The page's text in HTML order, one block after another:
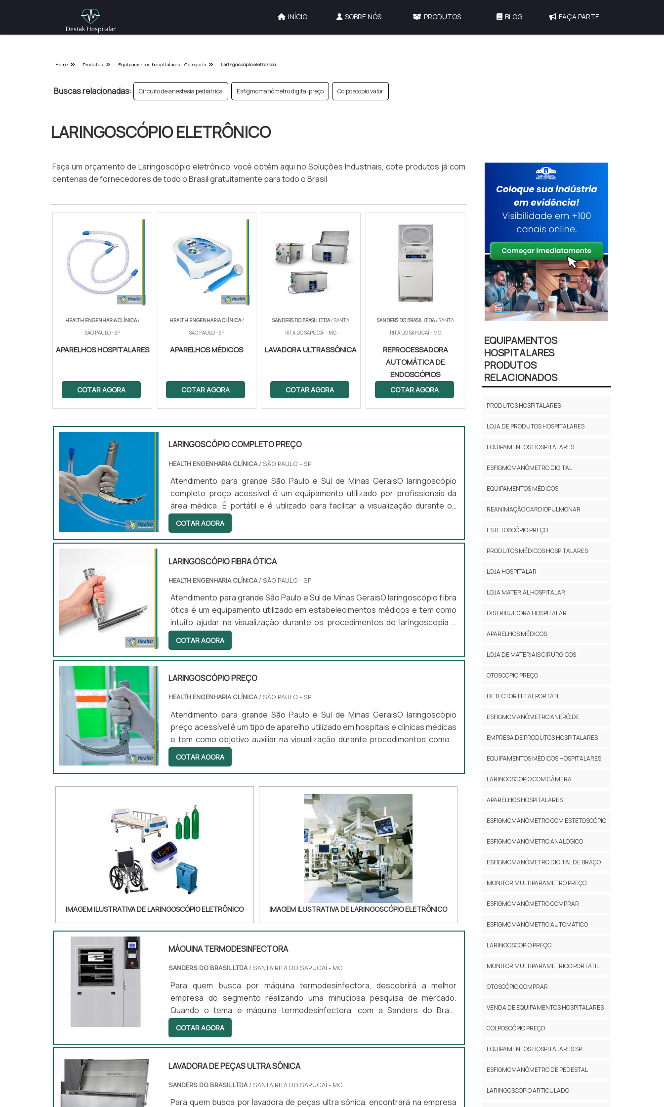
INÍCIO SOBRE NÓS PRODUTOS BLOG FAÇA PARTE
Home Produtos Equipamentos hospitalares - Categoria Laringoscópio eletrônico
Buscas relacionadas: Circuito de anestesia pediátrica Esfigmomanômetro digital preço Colposcópio valor
LARINGOSCÓPIO ELETRÔNICO
Faça um orçamento de Laringoscópio eletrônico, você obtém aqui no Soluções Industriais, cote produtos já com
centenas de fornecedores de todo o Brasil gratuitamente para todo o Brasil
HEALTH ENGENHARIA CLÍNICA/
SÃO PAULO - SP
APARELHOS HOSPITALARES
COTAR AGORA
HEALTH ENGENHARIA CLÍNICA/
SÃO PAULO - SP
APARELHOS MÉDICOS
COTAR AGORA
SANDERS DO BRASIL LTDA/ SANTA
RITA DO SAPUCAÍ - MG
LAVADORA ULTRASSÔNICA
COTAR AGORA
SANDERS DO BRASIL LTDA/ SANTA
RITA DO SAPUCAÍ - MG
REPROCESSADORA
AUTOMÁTICA DE
ENDOSCÓPIOS
COTAR AGORA
LARINGOSCÓPIO COMPLETO PREÇO
HEALTH ENGENHARIA CLÍNICA / SÃO PAULO - SP
Atendimento para grande São Paulo e Sul de Minas GeraisO laringoscópio
completo preço acessível é um equipamento utilizado por profissionais da
área médica. É portátil e é utilizado para facilitar a visualização durante os
procedimentos de laringoscopia e intubação endotraqueal. O laringoscópio
completo utiliza lâminas retas e curvas e iluminação para facilitar os
procedimentos.Funcionalidade correta do materialAs lâminas possuem difere...
COTAR AGORA
LARINGOSCÓPIO FIBRA ÓTICA
HEALTH ENGENHARIA CLÍNICA/ SÃO PAULO - SP
Atendimento para grande São Paulo e Sul de Minas GeraisO laringoscópio fibra
ótica é um equipamento utilizado em estabelecimentos médicos e tem como
intuito ajudar na visualização durante os procedimentos de laringoscopia e
intubação endotraqueal. E faz isso utilizando iluminação e lâminas (retas e
curvas) com diferentes tamanhos que podem se ajustar ao formato do corpo
de cada um dos pacientes que necessitarem desses procedimentos.Prin...
COTAR AGORA
LARINGOSCÓPIO PREÇO
HEALTH ENGENHARIA CLÍNICA/ SÃO PAULO - SP
Atendimento para grande São Paulo e Sul de Minas GeraisO laringoscópio
preço acessível é um tipo de aparelho utilizado em hospitais e clínicas médicas
e tem como objetivo auxiliar na visualização durante procedimentos como a
intubação endotraqueal e a laringoscopia.Para desenvolver o auxílio nesses
exames o laringoscópio utiliza iluminação de LED e lâminas retas e curvas de
diferentes tamanhos que pode se adaptar ao formato anatômico de...
COTAR AGORA
IMAGEM ILUSTRATIVA DE LARINGOSCÓPIO ELETRÔNICO IMAGEM ILUSTRATIVA DE LARINGOSCÓPIO ELETRÔNICO
MÁQUINA TERMODESINFECTORA
SANDERS DO BRASIL LTDA/ SANTA RITA DO SAPUCAÍ - MG
Para quem busca por máquina termodesinfectora, descobrirá a melhor
empresa do segmento realizando uma minuciosa pesquisa de mercado.
Quando o tema é máquina termodesinfectora, com a Sanders do Brasil
alcançará ótima qualidade com consultoria diferenciada para cada cliente. MAIS
INFORMAÇÕES SOBRE A MÁQUINA TERMODESINFECTORA Há muitas maneiras
eficientes de demonstrar competência e excelência em uma área de atuação.
A Sanders do Brasil foca sua estratégia em proporcionar aos clientes uma
estrutura com: Equipamentos de última geração; Escritório de alta qualidade
onde são realizadas as atividades; Amplo catálogo de produtos certificados.
Tudo isso para garantir que se tenha máquina termodesinfectora com
COTAR AGORA
LAVADORA DE PEÇAS ULTRA SÔNICA
SANDERS DO BRASIL LTDA/ SANTA RITA DO SAPUCAÍ - MG
Para quem busca por lavadora de peças ultra sônica, encontrará na empresa
EQUIPAMENTOS
HOSPITALARES
PRODUTOS
RELACIONADOS
PRODUTOS HOSPITALARES
LOJA DE PRODUTOS HOSPITALARES
EQUIPAMENTOS HOSPITALARES
ESFIGMOMANÔMETRO DIGITAL
EQUIPAMENTOS MÉDICOS
REANIMAÇÃO CARDIOPULMONAR
ESTETOSCÓPIO PREÇO
PRODUTOS MÉDICOS HOSPITALARES
LOJA HOSPITALAR
LOJA MATERIAL HOSPITALAR
DISTRIBUIDORA HOSPITALAR
APARELHOS MÉDICOS
LOJA DE MATERIAIS CIRÚRGICOS
OTOSCOPIO PREÇO
DETECTOR FETAL PORTÁTIL
ESFIGMOMANÔMETRO ANERÓIDE
EMPRESA DE PRODUTOS HOSPITALARES
EQUIPAMENTOS MÉDICOS HOSPITALARES
LARINGOSCÓPIO COM CÂMERA
APARELHOS HOSPITALARES
ESFIGMOMANÔMETRO COM ESTETOSCÓPIO
ESFIGMOMANÔMETRO ANALÓGICO
ESFIGMOMANÔMETRO DIGITAL DE BRAÇO
MONITOR MULTIPARAMETRO PREÇO
ESFIGMOMANÔMETRO COMPRAR
ESFIGMOMANÔMETRO AUTOMÁTICO
LARINGOSCÓPIO PREÇO
MONITOR MULTIPARAMÉTRICO PORTÁTIL
OTOSCÓPIO COMPRAR
VENDA DE EQUIPAMENTOS HOSPITALARES
COLPOSCÓPIO PREÇO
EQUIPAMENTOS HOSPITALARES SP
ESFIGMOMANÔMETRO DE PEDESTAL
LARINGOSCÓPIO ARTICULADO